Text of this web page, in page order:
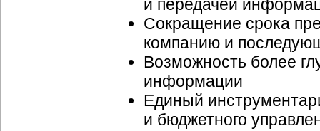
и передачей
Сокращение срока
компанию и
Возможность более
информации
Единый
и бюджетного